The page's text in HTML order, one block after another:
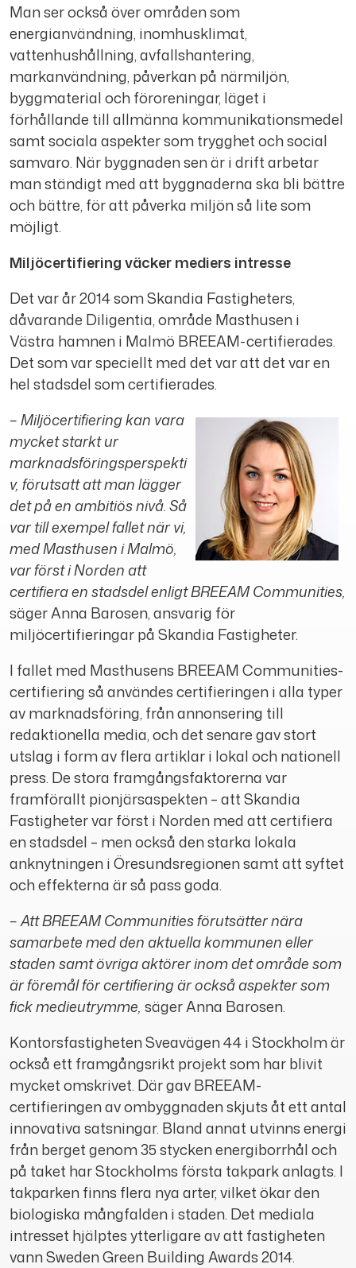
Man ser också över områden som
energianvändning, inomhusklimat,
vattenhushållning, avfallshantering,
markanvändning, påverkan på närmiljön,
byggmaterial och föroreningar, läget i
förhållande till allmänna kommunikationsmedel
samt sociala aspekter som trygghet och social
samvaro. När byggnaden sen är i drift arbetar
man ständigt med att byggnaderna ska bli bättre
och bättre, för att påverka miljön så lite som
möjligt.
Miljöcertifiering väcker mediers intresse
Det var år 2014 som Skandia Fastigheters,
dåvarande Diligentia, område Masthusen i
Västra hamnen i Malmö BREEAM-certifierades.
Det som var speciellt med det var att det var en
hel stadsdel som certifierades.
– Miljöcertifiering kan vara
mycket starkt ur
marknadsföringsperspekti
v, förutsatt att man lägger
det på en ambitiös nivå. Så
var till exempel fallet när vi,
med Masthusen i Malmö,
var först i Norden att
certifiera en stadsdel enligt BREEAM Communities,
säger Anna Barosen, ansvarig för
miljöcertifieringar på Skandia Fastigheter.
I fallet med Masthusens BREEAM Communities-
certifiering så användes certifieringen i alla typer
av marknadsföring, från annonsering till
redaktionella media, och det senare gav stort
utslag i form av flera artiklar i lokal och nationell
press. De stora framgångsfaktorerna var
framförallt pionjärsaspekten – att Skandia
Fastigheter var först i Norden med att certifiera
en stadsdel – men också den starka lokala
anknytningen i Öresundsregionen samt att syftet
och effekterna är så pass goda.
– Att BREEAM Communities förutsätter nära
samarbete med den aktuella kommunen eller
staden samt övriga aktörer inom det område som
är föremål för certifiering är också aspekter som
fick medieutrymme, säger Anna Barosen.
Kontorsfastigheten Sveavägen 44 i Stockholm är
också ett framgångsrikt projekt som har blivit
mycket omskrivet. Där gav BREEAM-
certifieringen av ombyggnaden skjuts åt ett antal
innovativa satsningar. Bland annat utvinns energi
från berget genom 35 stycken energiborrhål och
på taket har Stockholms första takpark anlagts. I
takparken finns flera nya arter, vilket ökar den
biologiska mångfalden i staden. Det mediala
intresset hjälptes ytterligare av att fastigheten
vann Sweden Green Building Awards 2014.